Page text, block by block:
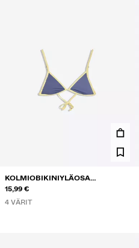
KOLMIOBIKINIYLÄOSA
KONTRASTILLA
15,99 €
4 VÄRIT